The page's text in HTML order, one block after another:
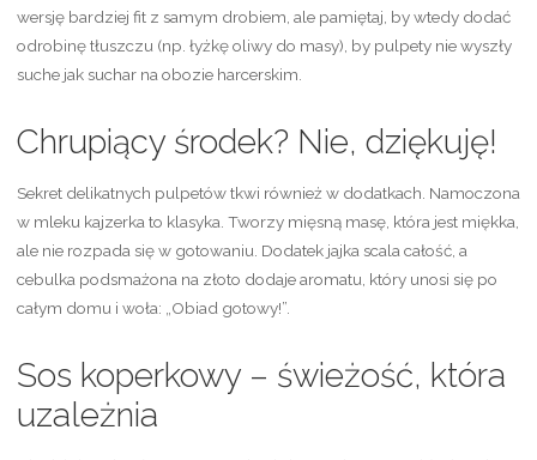
wersję bardziej fit z samym drobiem, ale pamiętaj, by wtedy dodać
odrobinę tłuszczu (np. łyżkę oliwy do masy), by pulpety nie wyszły
suche jak suchar na obozie harcerskim.
Chrupiący środek? Nie, dziękuję!
Sekret delikatnych pulpetów tkwi również w dodatkach. Namoczona
w mleku kajzerka to klasyka. Tworzy mięsną masę, która jest miękka,
ale nie rozpada się w gotowaniu. Dodatek jajka scala całość, a
cebulka podsmażona na złoto dodaje aromatu, który unosi się po
całym domu i woła: „Obiad gotowy!”.
Sos koperkowy – świeżość, która
uzależnia